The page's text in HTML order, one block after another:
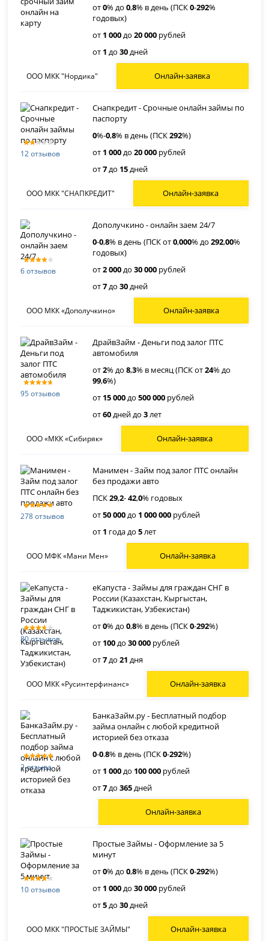
от0% до0,8% в день (ПСК0-292%
годовых)
от 1 000до20 000 рублей
от 1 до30дней
ООО МКК "Нордика" Онлайн-заявка
12 отзывов
Снапкредит - Срочные онлайн займы по
паспорту
0%-0,8% в день (ПСК292%)
от 1 000до20 000 рублей
от7до 15дней
ООО МКК "СНАПКРЕДИТ" Онлайн-заявка
6 отзывов
Дополучкино - онлайн заем 24/7
0-0,8% в день (ПСК от0,000% до292,00%
годовых)
от2 000до30 000 рублей
от7до30дней
ООО МКК «Дополучкино» Онлайн-заявка
95 отзывов
ДрайвЗайм - Деньги под залог ПТС
автомобиля
от2% до8,3% в месяц (ПСК от24% до
99,6%)
от 15 000до500 000 рублей
от60дней до3лет
ООО «МКК «Сибиряк» Онлайн-заявка
278 отзывов
Манимен - Займ под залог ПТС онлайн
без продажи авто
ПСК29,2-42,0% годовых
от50 000до 1 000 000 рублей
от 1 года до5лет
ООО МФК «Мани Мен» Онлайн-заявка
80 отзывов
еКапуста - Займы для граждан СНГ в
России (Казахстан, Кыргыстан,
Таджикистан, Узбекистан)
от0% до0,8% в день (ПСК0-292%)
от 100до30 000 рублей
от7до21 дня
ООО МКК «Русинтерфинанс» Онлайн-заявка
2 отзыва
БанкаЗайм.ру - Бесплатный подбор
займа онлайн с любой кредитной
историей без отказа
0-0.8% в день (ПСК0-292%)
от 1 000до 100 000 рублей
от7до365дней
Онлайн-заявка
10 отзывов
Простые Займы - Оформление за 5
минут
от0% до0,8% в день (ПСК0-292%)
от 1 000до30 000 рублей
от5до30дней
ООО МКК "ПРОСТЫЕ ЗАЙМЫ" Онлайн-заявка